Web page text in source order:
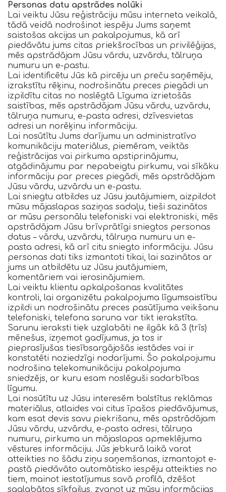
Personas datu apstrādes nolūki
Lai veiktu Jūsu reģistrāciju mūsu interneta veikalā,
tādā veidā nodrošinot iespēju Jums saņemt
saistošas akcijas un pakalpojumus, kā arī
piedāvātu jums citas priekšrocības un privilēģijas,
mēs apstrādājam Jūsu vārdu, uzvārdu, tālruņa
numuru un e-pastu.
Lai identificētu Jūs kā pircēju un preču saņēmēju,
izrakstītu rēķinu, nodrošinātu preces piegādi un
izpildītu citas no noslēgtā Līguma izrietošās
saistības, mēs apstrādājam Jūsu vārdu, uzvārdu,
tālruņa numuru, e-pasta adresi, dzīvesvietas
adresi un norēķinu informāciju.
Lai nosūtītu Jums darījumu un administratīvo
komunikāciju materiālus, piemēram, veiktās
reģistrācijas vai pirkuma apstiprinājumu,
atgādinājumu par nepabeigtu pirkumu, vai sīkāku
informāciju par preces piegādi, mēs apstrādājam
Jūsu vārdu, uzvārdu un e-pastu.
Lai sniegtu atbildes uz Jūsu jautājumiem, aizpildot
mūsu mājaslapas saziņas sadaļu, tieši sazinātos
ar mūsu personālu telefoniski vai elektroniski, mēs
apstrādājam Jūsu brīvprātīgi sniegtos personas
datus – vārdu, uzvārdu, tālruņa numuru un e-
pasta adresi, kā arī citu sniegto informāciju. Jūsu
personas dati tiks izmantoti tikai, lai sazinātos ar
jums un atbildētu uz Jūsu jautājumiem,
komentāriem vai ierosinājumiem.
Lai veiktu klientu apkalpošanas kvalitātes
kontroli, lai organizētu pakalpojuma līgumsaistību
izpildi un nodrošinātu preces pasūtījuma veikšanu
telefoniski, telefona saruna var tikt ierakstīta.
Sarunu ieraksti tiek uzglabāti ne ilgāk kā 3 (trīs)
mēnešus, izņemot gadījumus, ja tos ir
pieprasījušas tiesībsargājošās iestādes vai ir
konstatēti noziedzīgi nodarījumi. Šo pakalpojumu
nodrošina telekomunikāciju pakalpojuma
sniedzējs, ar kuru esam noslēguši sadarbības
līgumu.
Lai nosūtītu uz Jūsu interesēm balstītus reklāmas
materiālus, atlaides vai citus īpašos piedāvājumus,
kam esat devis savu piekrišanu, mēs apstrādājam
Jūsu vārdu, uzvārdu, e-pasta adresi, tālruņa
numuru, pirkuma un mājaslapas apmeklējuma
vēstures informāciju. Jūs jebkurā laikā varat
atteikties no šādu ziņu saņemšanas, izmantojot e-
pastā piedāvāto automātisko iespēju atteikties no
tiem, mainot iestatījumus savā profilā, dzēšot
saglabātos sīkfailus, zvanot uz mūsu informācijas